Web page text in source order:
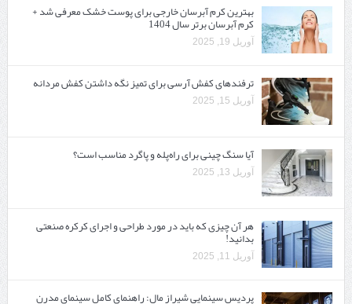
بهترین کرم آبرسان خارجی برای پوست خشک معرفی شد +
کرم آبرسان برتر سال 1404
آوریل 19, 2025
ترفندهای کفش آرسی برای تمیز نگه داشتن کفش مردانه
آوریل 15, 2025
آیا سنگ چینی برای راه‌پله و پاگرد مناسب است؟
آوریل 13, 2025
هر آن چیزی که باید در مورد طراحی و اجرای کرکره صنعتی
بدانید!
آوریل 11, 2025
پردیس سینمایی شیراز مال: راهنمای کامل سینمای مدرن